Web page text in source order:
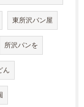
東所沢パン屋
所沢パンを
ん